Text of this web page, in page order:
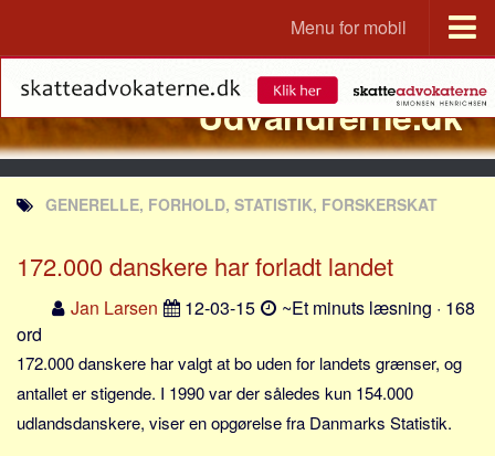
Menu for mobil
Portal
Udvandrerne.dk
Utvandrerne.no
Utvandrarna.se
Tyskland.dk
JLKM.dk
Lande
Tyrkiet
Spanien
Udvandrerne.dk
GENERELLE, FORHOLD, STATISTIK, FORSKERSKAT
172.000 danskere har forladt landet
Jan Larsen 12-03-15
~Et minuts læsning · 168
ord
172.000 danskere har valgt at bo uden for landets grænser, og
antallet er stigende. I 1990 var der således kun 154.000
udlandsdanskere, viser en opgørelse fra Danmarks Statistik.